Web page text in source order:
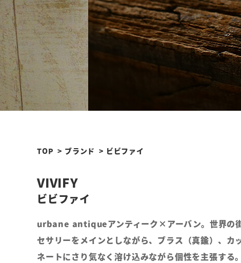
TOP ブランド ビビファイ
VIVIFY
ビビファイ
urbane antiqueアンティーク×アーバン。世界の街
セサリーをメインとしながら、ブラス（真鍮）、カ
ネートにさり気なく溶け込みながら個性を主張する。